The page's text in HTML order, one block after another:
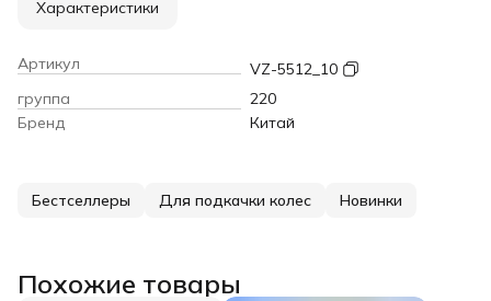
Характеристики
Артикул
VZ-5512_10
группа
220
Бренд
Китай
Бестселлеры Для подкачки колес Новинки
Похожие товары